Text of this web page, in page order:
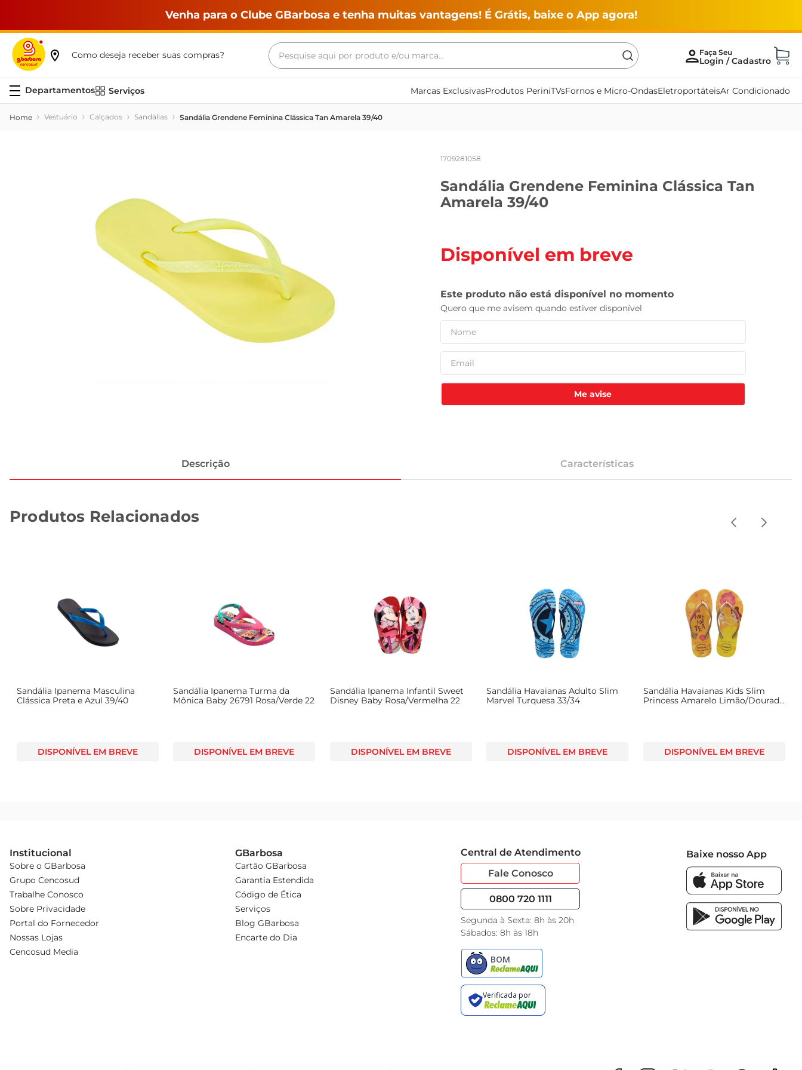
Venha para o Clube GBarbosa e tenha muitas vantagens! É Grátis, baixe o App agora!
Como deseja receber suas compras?
Pesquise aqui por produto e/ou marca...
Serviços Marcas ExclusivasProdutos PeriniTVsFornos e Micro-OndasEletroportáteisAr Condicionado
Vestuário Calçados Sandálias Sandália Grendene Feminina Clássica Tan Amarela 39/40
1709281058
Sandália Grendene Feminina Clássica Tan
Amarela 39/40
Disponível em breve
Me avise
Descrição Características
Produtos Relacionados
Sandália Ipanema Masculina
Clássica Preta e Azul 39/40
DISPONÍVEL EM BREVE
Sandália Ipanema Turma da
Mônica Baby 26791 Rosa/Verde 22
DISPONÍVEL EM BREVE
Sandália Ipanema Infantil Sweet
Disney Baby Rosa/Vermelha 22
DISPONÍVEL EM BREVE
Sandália Havaianas Adulto Slim
Marvel Turquesa 33/34
DISPONÍVEL EM BREVE
Sandália Havaianas Kids Slim
Princess Amarelo Limão/Dourado
DISPONÍVEL EM BREVE
Institucional
Sobre o GBarbosa
Grupo Cencosud
Trabalhe Conosco
Sobre Privacidade
Portal do Fornecedor
Nossas Lojas
Cencosud Media
GBarbosa
Cartão GBarbosa
Garantia Estendida
Código de Ética
Serviços
Blog GBarbosa
Encarte do Dia
Central de Atendimento
Fale Conosco
0800 720 1111
Segunda à Sexta: 8h às 20h
Sábados: 8h às 18h
Baixe nosso App
Termos mais buscados
maquina lavar
tv
leite pó